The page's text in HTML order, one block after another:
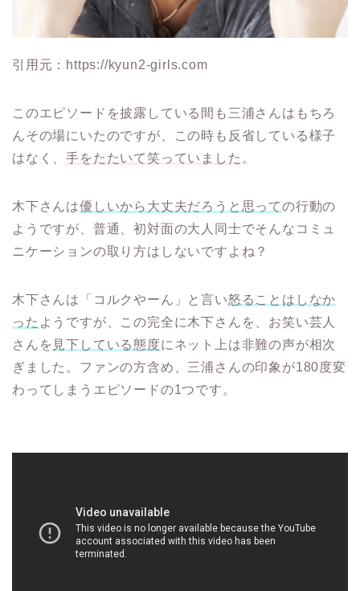
引用元：https://kyun2-girls.com
このエピソードを披露している間も三浦さんはもちろ
んその場にいたのですが、この時も反省している様子
はなく、手をたたいて笑っていました 。
木下さんは優しいから大丈夫だろうと思っての行動の
ようですが、普通、初対面の大人同士でそんなコミュ
ニケーションの取り方はしないですよね？
木下さんは「コルクやーん」と言い怒ることはしなか
った ようですが、この完全に木下さんを、お笑い芸人
さんを 見下している態度にネット上は非難の声が相次
ぎました。ファンの方含め、三浦さんの印象が180度変
わってしまうエピソードの1つです。